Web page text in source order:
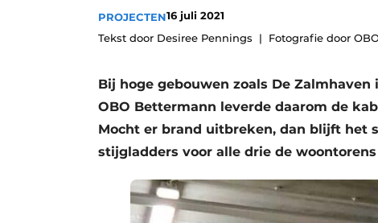
Vacatures
Video’s
PROJECTEN16 juli 2021
Tekst door Desiree Pennings
Fotografie door
Bij hoge gebouwen zoals De
OBO Bettermann leverde daarom de
Mocht er brand uitbreken, dan blijft het
stijgladders voor alle drie de